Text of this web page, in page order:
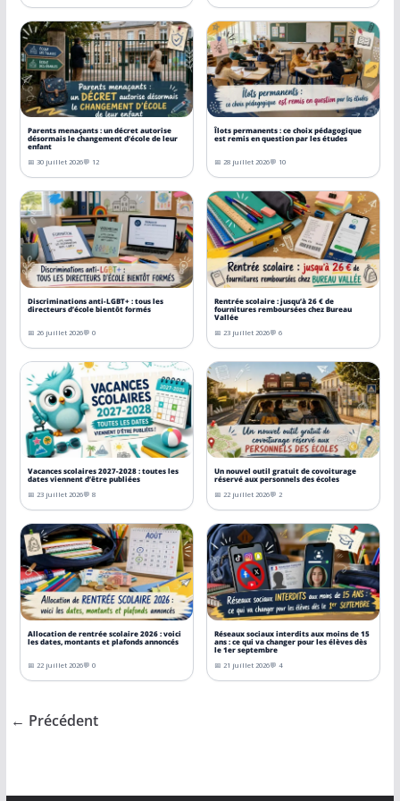
Parents menaçants : un décret autorise
désormais le changement d’école de leur
enfant
📅 30 juillet 2026💬 12
Îlots permanents : ce choix pédagogique
est remis en question par les études
📅 28 juillet 2026💬 10
Discriminations anti-LGBT+ : tous les
directeurs d’école bientôt formés
📅 26 juillet 2026💬 0
Rentrée scolaire : jusqu’à 26 € de
fournitures remboursées chez Bureau
Vallée
📅 23 juillet 2026💬 6
Vacances scolaires 2027-2028 : toutes les
dates viennent d’être publiées
📅 23 juillet 2026💬 8
Un nouvel outil gratuit de covoiturage
réservé aux personnels des écoles
📅 22 juillet 2026💬 2
Allocation de rentrée scolaire 2026 : voici
les dates, montants et plafonds annoncés
📅 22 juillet 2026💬 0
Réseaux sociaux interdits aux moins de 15
ans : ce qui va changer pour les élèves dès
le 1er septembre
📅 21 juillet 2026💬 4
← Précédent